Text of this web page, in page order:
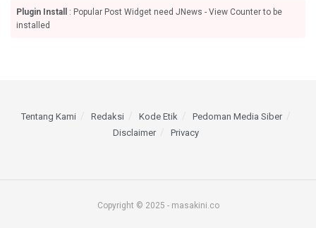
Plugin Install
: Popular Post Widget need JNews - View Counter to be
installed
Tentang Kami Redaksi Kode Etik
Pedoman Media Siber
Disclaimer
Privacy
Copyright © 2025 - masakini.co